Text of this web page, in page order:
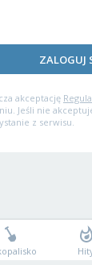
ZALOGUJ
akceptację
Jeśli nie
z serwisu.